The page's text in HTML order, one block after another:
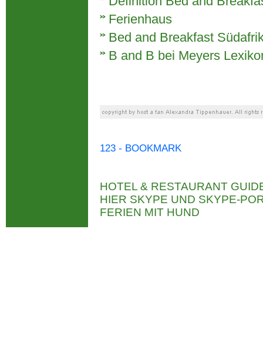
Ferienhaus
Bed and Breakfast
B and B bei Meyers
123 - BOOKMARK
HOTEL & RESTAURANT
HIER SKYPE UND SKYPE-
FERIEN MIT HUND